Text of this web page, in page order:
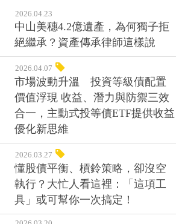
2026.04.23
中山美穗4.2億遺產，為何獨子拒
絕繼承？資產傳承律師這樣說
2026.04.07
市場波動升溫 投資等級債配置
價值浮現 收益、潛力與防禦三效
合一，主動式投等債ETF提供收益
優化新思維
2026.03.27
懂股債平衡、槓鈴策略，卻沒空
執行？大忙人看這裡：「這項工
具」或可幫你一次搞定！